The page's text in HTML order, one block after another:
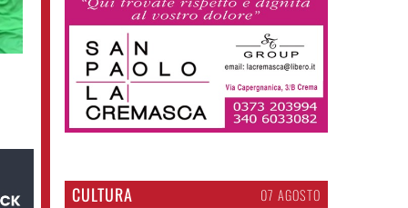
CULTURA 07 AGOSTO